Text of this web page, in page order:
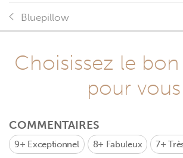
Bluepillow
Choisissez le
pour vous
COMMENTAIRES
9+ Exceptionnel 8+ Fabuleux 7+